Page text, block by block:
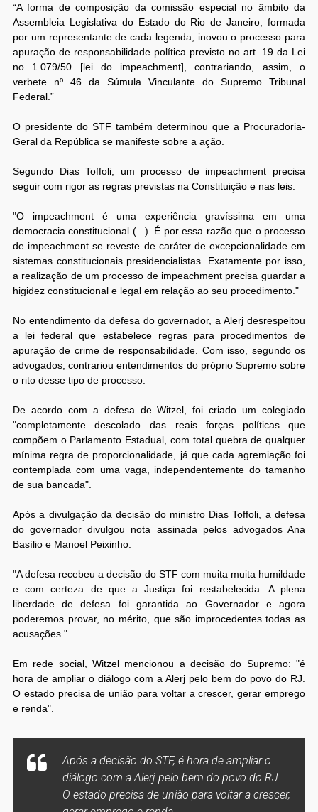
“A forma de composição da comissão especial no âmbito da
Assembleia Legislativa do Estado do Rio de Janeiro, formada
por um representante de cada legenda, inovou o processo para
apuração de responsabilidade política previsto no art. 19 da Lei
no 1.079/50 [lei do impeachment], contrariando, assim, o
verbete nº 46 da Súmula Vinculante do Supremo Tribunal
Federal.”
O presidente do STF também determinou que a Procuradoria-
Geral da República se manifeste sobre a ação.
Segundo Dias Toffoli, um processo de impeachment precisa
seguir com rigor as regras previstas na Constituição e nas leis.
"O impeachment é uma experiência gravíssima em uma
democracia constitucional (...). É por essa razão que o processo
de impeachment se reveste de caráter de excepcionalidade em
sistemas constitucionais presidencialistas. Exatamente por isso,
a realização de um processo de impeachment precisa guardar a
higidez constitucional e legal em relação ao seu procedimento."
No entendimento da defesa do governador, a Alerj desrespeitou
a lei federal que estabelece regras para procedimentos de
apuração de crime de responsabilidade. Com isso, segundo os
advogados, contrariou entendimentos do próprio Supremo sobre
o rito desse tipo de processo.
De acordo com a defesa de Witzel, foi criado um colegiado
"completamente descolado das reais forças políticas que
compõem o Parlamento Estadual, com total quebra de qualquer
mínima regra de proporcionalidade, já que cada agremiação foi
contemplada com uma vaga, independentemente do tamanho
de sua bancada".
Após a divulgação da decisão do ministro Dias Toffoli, a defesa
do governador divulgou nota assinada pelos advogados Ana
Basílio e Manoel Peixinho:
"A defesa recebeu a decisão do STF com muita muita humildade
e com certeza de que a Justiça foi restabelecida. A plena
liberdade de defesa foi garantida ao Governador e agora
poderemos provar, no mérito, que são improcedentes todas as
acusações."
Em rede social, Witzel mencionou a decisão do Supremo: "é
hora de ampliar o diálogo com a Alerj pelo bem do povo do RJ.
O estado precisa de união para voltar a crescer, gerar emprego
e renda".
Após a decisão do STF, é hora de ampliar o
diálogo com a Alerj pelo bem do povo do RJ.
O estado precisa de união para voltar a crescer,